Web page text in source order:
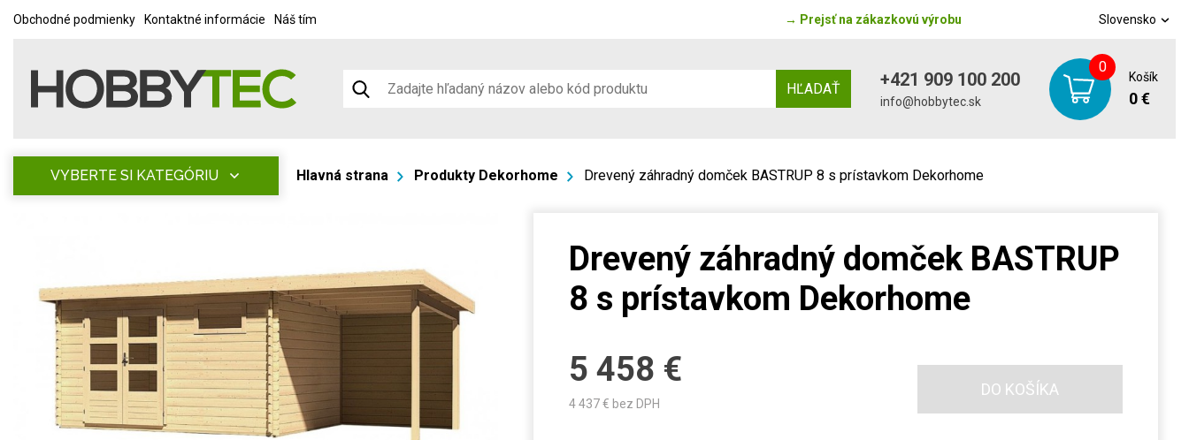
Obchodné podmienky Kontaktné informácie Náš tím → Prejsť na zákazkovú výrobu Slovensko
HĽADAŤ +421 909 100 200
info@hobbytec.sk
0
Košík
0 €
VYBERTE SI KATEGÓRIU Hlavná strana Produkty Dekorhome Drevený záhradný domček BASTRUP 8 s prístavkom Dekorhome
Drevený záhradný domček BASTRUP
8 s prístavkom Dekorhome
5 458 €
4 437€ bez DPH
DO KOŠÍKA